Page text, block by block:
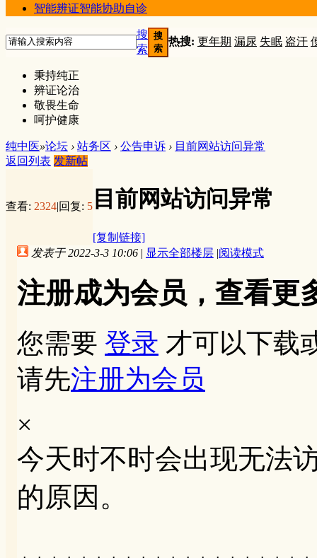
智能辨证智能协助自诊
搜
索
搜
索
热搜: 更年期 漏尿 失眠 盗汗
秉持纯正
辨证论治
敬畏生命
呵护健康
纯中医»论坛 › 站务区 › 公告申诉 › 目前网站访问异常
返回列表 发新帖
查看: 2324|回复: 5 目前网站访问异常
[复制链接]
发表于 2022-3-3 10:06 | 显示全部楼层 |阅读模式
注册成为会员，查看更
您需要 登录 才可以下载
请先注册为会员
×
今天时不时会出现无法
的原因。